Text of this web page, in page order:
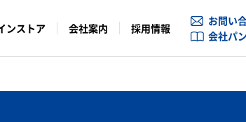
ンストア 会社案内 採用情報
お問い
会社パ